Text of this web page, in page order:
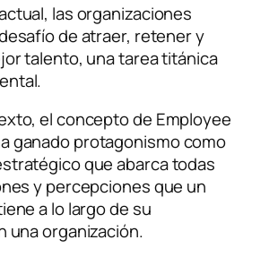
las organizaciones
de atraer, retener y
talento, una tarea titánica
el concepto de Employee
ganado protagonismo como
que abarca todas
y percepciones que un
a lo largo de su
una organización.